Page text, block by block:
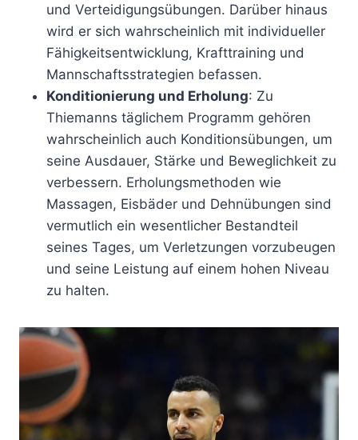
und Verteidigungsübungen. Darüber hinaus
wird er sich wahrscheinlich mit individueller
Fähigkeitsentwicklung, Krafttraining und
Mannschaftsstrategien befassen.
Konditionierung und Erholung: Zu
Thiemanns täglichem Programm gehören
wahrscheinlich auch Konditionsübungen, um
seine Ausdauer, Stärke und Beweglichkeit zu
verbessern. Erholungsmethoden wie
Massagen, Eisbäder und Dehnübungen sind
vermutlich ein wesentlicher Bestandteil
seines Tages, um Verletzungen vorzubeugen
und seine Leistung auf einem hohen Niveau
zu halten.